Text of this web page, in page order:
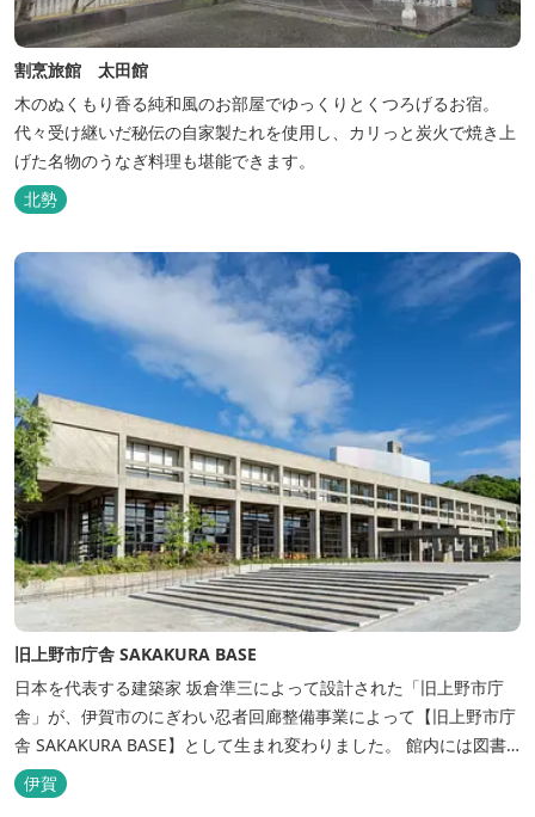
割烹旅館 太田館
木のぬくもり香る純和風のお部屋でゆっくりとくつろげるお宿。
代々受け継いだ秘伝の自家製たれを使用し、カリっと炭火で焼き上
げた名物のうなぎ料理も堪能できます。
北勢
旧上野市庁舎 SAKAKURA BASE
日本を代表する建築家 坂倉準三によって設計された「旧上野市庁
舎」が、伊賀市のにぎわい忍者回廊整備事業によって【旧上野市庁
舎 SAKAKURA BASE】として生まれ変わりました。 館内には図書
館やホテル、カフェがあるほか、観光案内所「伊賀市観光インフォ
メーションセンター」や伊賀の逸品を取り揃えた「伊賀百貨
伊賀